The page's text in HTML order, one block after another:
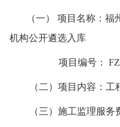
（一） 项目名称：福
机构公开遴选入库
项目编号：
（二） 项目内容：工
（三） 施工监理服务